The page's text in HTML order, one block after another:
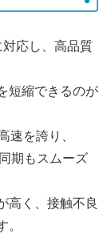
応し、高品質
短縮できるのが
速を誇り、
期もスムーズ
高く、接触不良
。